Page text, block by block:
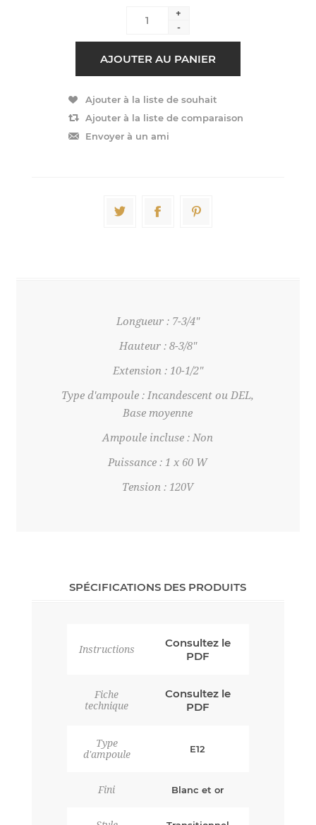
+
-
Longueur : 7-3/4"
Hauteur : 8-3/8"
Extension : 10-1/2"
Type d'ampoule : Incandescent ou DEL,
Base moyenne
Ampoule incluse : Non
Puissance : 1 x 60 W
Tension : 120V
SPÉCIFICATIONS DES PRODUITS
Instructions
Consultez le
PDF
Fiche
technique
Consultez le
PDF
Type
d'ampoule
E12
Fini Blanc et or